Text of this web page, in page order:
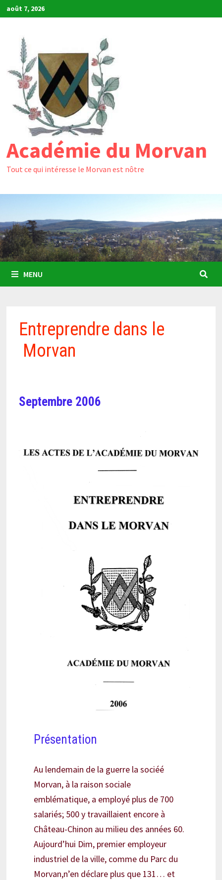
Passer
au
août 7, 2026
Académie du Morvan
Tout ce qui intéresse le Morvan est nôtre
MENU
Entreprendre dans le
Morvan
Septembre 2006
Présentation
Au lendemain de la guerre la sociéé
Morvan, à la raison sociale
emblématique, a employé plus de 700
salariés; 500 y travaillaient encore à
Château-Chinon au milieu des années 60.
Aujourd’hui Dim, premier employeur
industriel de la ville, comme du Parc du
Morvan,n’en déclare plus que 131… et